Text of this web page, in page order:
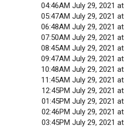
04:46AM July 29, 2021 at
05:47AM July 29, 2021 at
06:48AM July 29, 2021 at
07:50AM July 29, 2021 at
08:45AM July 29, 2021 at
09:47AM July 29, 2021 at
10:48AM July 29, 2021 at
11:45AM July 29, 2021 at
12:45PM July 29, 2021 at
01:45PM July 29, 2021 at
02:46PM July 29, 2021 at
03:45PM July 29, 2021 at